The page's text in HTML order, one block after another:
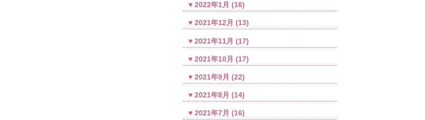
2022年1月 (16)
2021年12月 (13)
2021年11月 (17)
2021年10月 (17)
2021年9月 (22)
2021年8月 (14)
2021年7月 (16)